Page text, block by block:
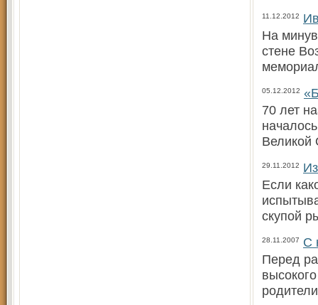
11.12.2012
На
стене
05.12.2012
70 лет
Великой
29.11.2012
Если
скупой
28.11.2007
С
Перед